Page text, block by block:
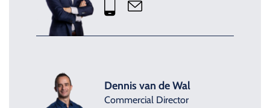
Dennis van de Wal
Commercial Director